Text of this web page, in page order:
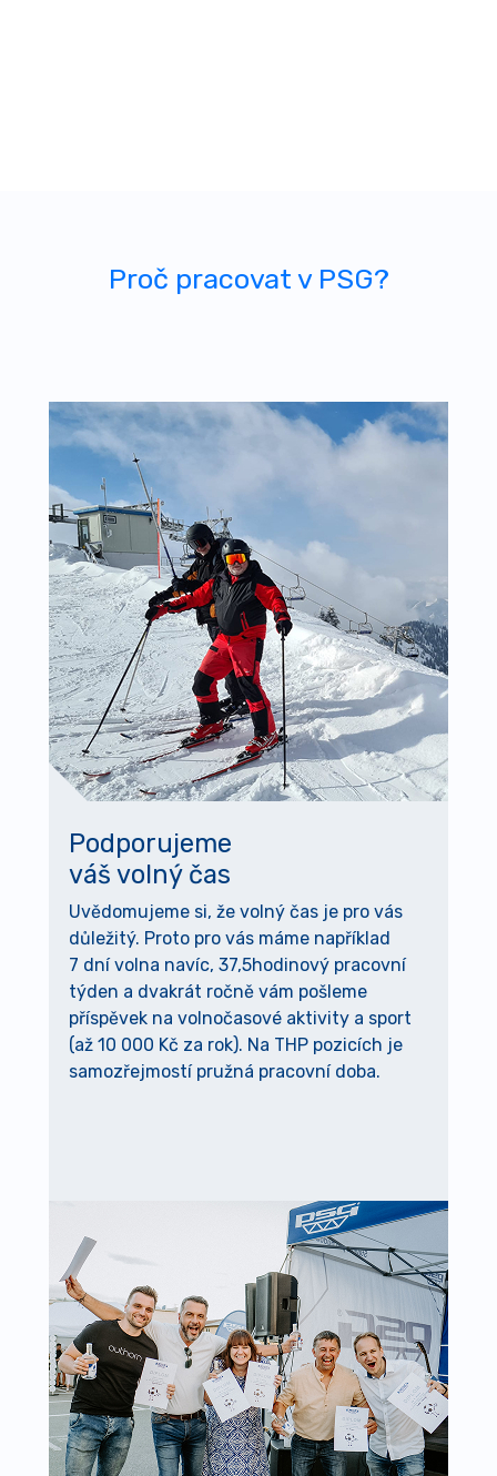
Proč pracovat v PSG?
Podporujeme
váš volný čas
Uvědomujeme si, že volný čas je pro vás
důležitý. Proto pro vás máme například
7 dní volna navíc, 37,5hodinový pracovní
týden a dvakrát ročně vám pošleme
příspěvek na volnočasové aktivity a sport
(až 10 000 Kč za rok). Na THP pozicích je
samozřejmostí pružná pracovní doba.